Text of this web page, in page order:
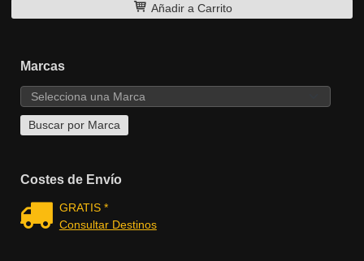
Marcas
Costes de Envío
GRATIS *
Consultar Destinos
Añadir a Carrito